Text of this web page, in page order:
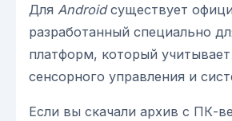
Для Androidсуществует
разработанный специально
платформ, который
сенсорного управления и
Если вы скачали архив с ПК-